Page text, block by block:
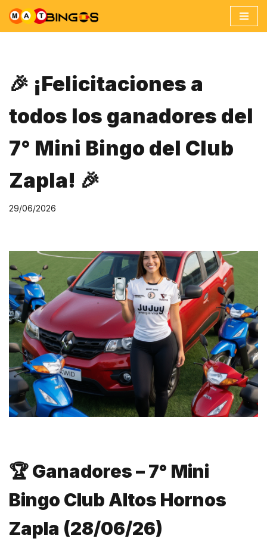
Ir
🎉 ¡Felicitaciones a
todos los ganadores del
7° Mini Bingo del Club
Zapla! 🎉
29/06/2026
🏆 Ganadores – 7° Mini
Bingo Club Altos Hornos
Zapla (28/06/26)